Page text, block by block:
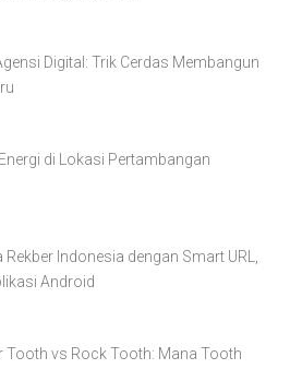
Digital: Trik Cerdas Membangun
di Lokasi Pertambangan
Indonesia dengan Smart URL,
Android
Tooth vs Rock Tooth: Mana Tooth